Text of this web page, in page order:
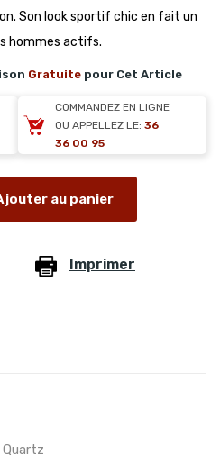
Son look sportif chic en fait un
hommes actifs.
Gratuite pour Cet Article
COMMANDEZ EN LIGNE
OU APPELLEZ LE: 36
36 00 95
au panier
Imprimer
Quartz